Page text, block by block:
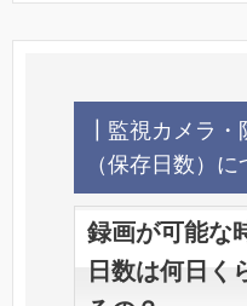
┃監視カメラ・
（保存日数）に
録画が可能な
日数は何日く